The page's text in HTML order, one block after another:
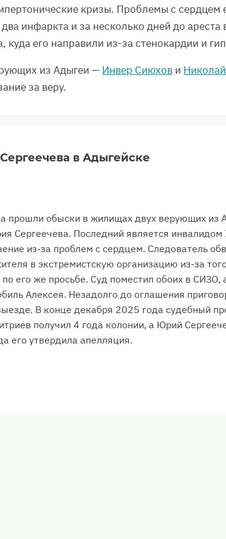
кризы. Проблемы с сердцем
инфаркта и за несколько дней до ареста
куда его направили из-за стенокардии и
из Адыгеи — Инвер Сиюхов и
за веру.
в Адыгейске
прошли обыски в жилищах двух верующих из
Сергеечева. Последний является
из-за проблем с сердцем. Следователь
в экстремистскую организацию из-за
его же просьбе. Суд поместил обоих в СИЗО,
Алексея. Незадолго до оглашения
В конце декабря 2025 года судебный
получил 4 года колонии, а Юрий
его утвердила апелляция.